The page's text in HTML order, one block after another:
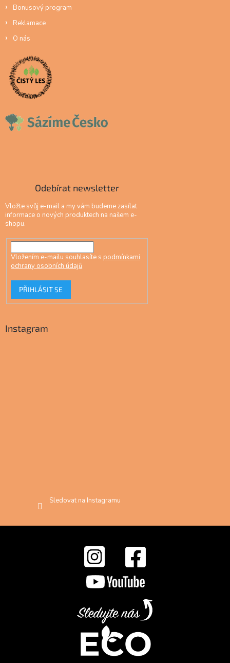
Bonusový program
Reklamace
O nás
Odebírat newsletter
Vložte svůj e-mail a my vám budeme zasílat
informace o nových produktech na našem e-
shopu.
Vložením e-mailu souhlasíte s podmínkami
ochrany osobních údajů
PŘIHLÁSIT SE
Instagram
Sledovat na Instagramu